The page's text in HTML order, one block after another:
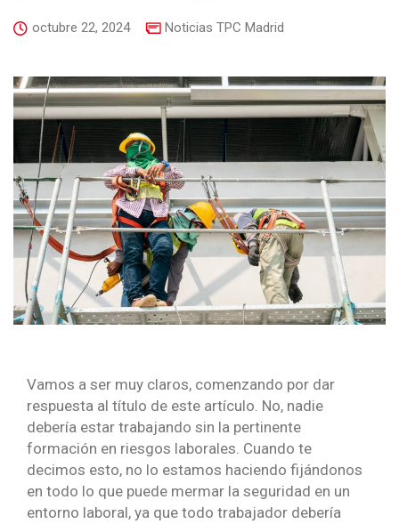
octubre 22, 2024 Noticias TPC Madrid
Vamos a ser muy claros, comenzando por dar
respuesta al título de este artículo. No, nadie
debería estar trabajando sin la pertinente
formación en riesgos laborales. Cuando te
decimos esto, no lo estamos haciendo fijándonos
en todo lo que puede mermar la seguridad en un
entorno laboral, ya que todo trabajador debería